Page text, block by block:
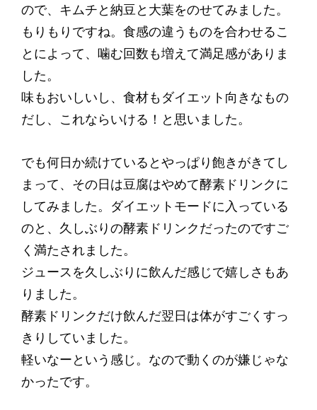
ので、キムチと納豆と大葉をのせてみました。
もりもりですね。食感の違うものを合わせるこ
とによって、噛む回数も増えて満足感がありま
した。
味もおいしいし、食材もダイエット向きなもの
だし、これならいける！と思いました。
でも何日か続けているとやっぱり飽きがきてし
まって、その日は豆腐はやめて酵素ドリンクに
してみました。ダイエットモードに入っている
のと、久しぶりの酵素ドリンクだったのですご
く満たされました。
ジュースを久しぶりに飲んだ感じで嬉しさもあ
りました。
酵素ドリンクだけ飲んだ翌日は体がすごくすっ
きりしていました。
軽いなーという感じ。なので動くのが嫌じゃな
かったです。